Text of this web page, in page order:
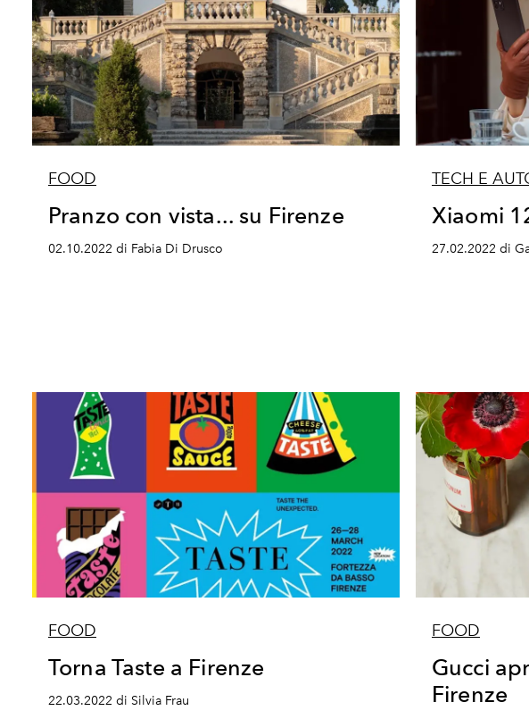
FOOD
Pranzo con vista... su Firenze
02.10.2022 di Fabia Di Drusco
TECH E
Xiaomi
27.02.2022 di
FOOD
Torna Taste a Firenze
22.03.2022 di Silvia Frau
FOOD
Gucci
Firenze